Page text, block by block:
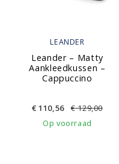
LEANDER
Leander – Matty
Aankleedkussen –
Cappuccino
€ 110,56 €129,00
Op voorraad